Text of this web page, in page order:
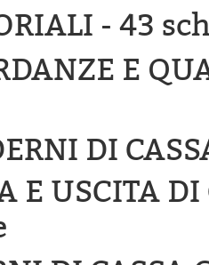
- 43
E
DI
E USCITA